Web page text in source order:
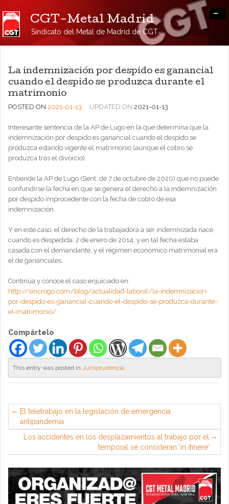
CGT-Metal Madrid
Sindicato del Metal de Madrid de CGT
-
La indemnización por despido es ganancial
cuando el despido se produzca durante el
matrimonio
POSTED ON 2021-01-13 UPDATED ON 2021-01-13
Interesante sentencia de la AP de Lugo en la que determina que la
indemnización por despido es ganancial cuando el despido se
produzca estando vigente el matrimonio (aunque el cobro se
produzca tras el divorcio).
Entiende la AP de Lugo (Sent. de 7 de octubre de 2020) que no puede
confundirse la fecha en que se genera el derecho a la indemnización
por despido improcedente con la fecha de cobro de esa
indemnización.
Y en este caso, el derecho de la trabajadora a ser indemnizada nace
cuando es despedida: 2 de enero de 2014, y en tal fecha estaba
casada con el demandante, y el régimen económico matrimonial era
el de gananciales.
Continúa y conoce el caso enjuiciado en:
http://sincrogo.com/blog/actualidad-laboral/la-indemnizacion-
por-despido-es-ganancial-cuando-el-despido-se-produzca-durante-
el-matrimonio/
Compártelo
This entry was posted in Jurisprudencia.
El teletrabajo en la legislación de emergencia
antipandemia
Los accidentes en los desplazamientos al trabajo por el
temporal se consideran ‘in itínere’